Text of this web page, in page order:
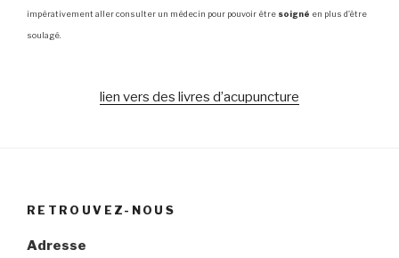
impérativement aller consulter un médecin pour pouvoir être soigné en plus d’être
soulagé.
lien vers des livres d’acupuncture
RETROUVEZ-NOUS
Adresse